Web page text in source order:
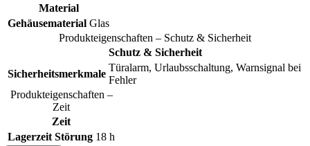
Material
Gehäusematerial Glas
Produkteigenschaften – Schutz & Sicherheit
Schutz & Sicherheit
Sicherheitsmerkmale
Türalarm, Urlaubsschaltung, Warnsignal bei
Fehler
Produkteigenschaften –
Zeit
Zeit
Lagerzeit Störung 18 h